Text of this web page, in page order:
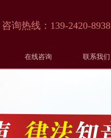
咨询热线： 139-2420-8938
在线咨询 联系我们